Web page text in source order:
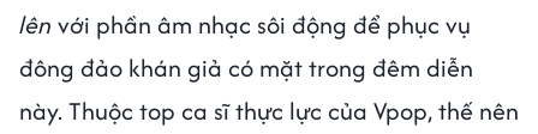
lên với phần âm nhạc sôi động để phục vụ
đông đảo khán giả có mặt trong đêm diễn
này. Thuộc top ca sĩ thực lực của Vpop, thế nên